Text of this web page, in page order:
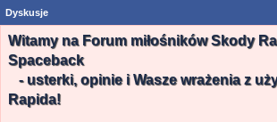
Dyskusje
Witamy na Forum miłośników Skody
Spaceback
- usterki, opinie i Wasze wrażenia z
Rapida!